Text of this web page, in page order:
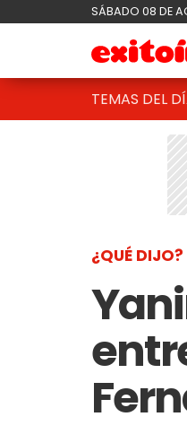
SÁBADO 08 DE
TEMAS DEL
¿QUÉ DIJO?